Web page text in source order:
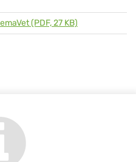
(PDF, 27 KB)